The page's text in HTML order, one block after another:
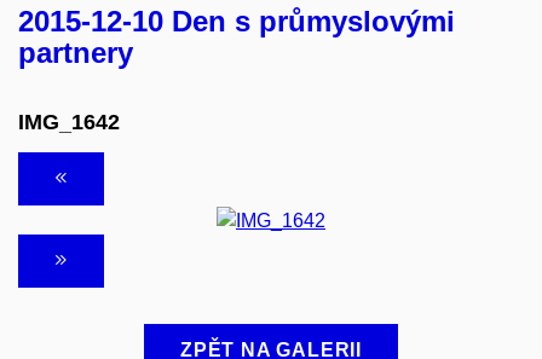
2015-12-10 Den s průmyslovými
partnery
IMG_1642
ZPĚT NA GALERII